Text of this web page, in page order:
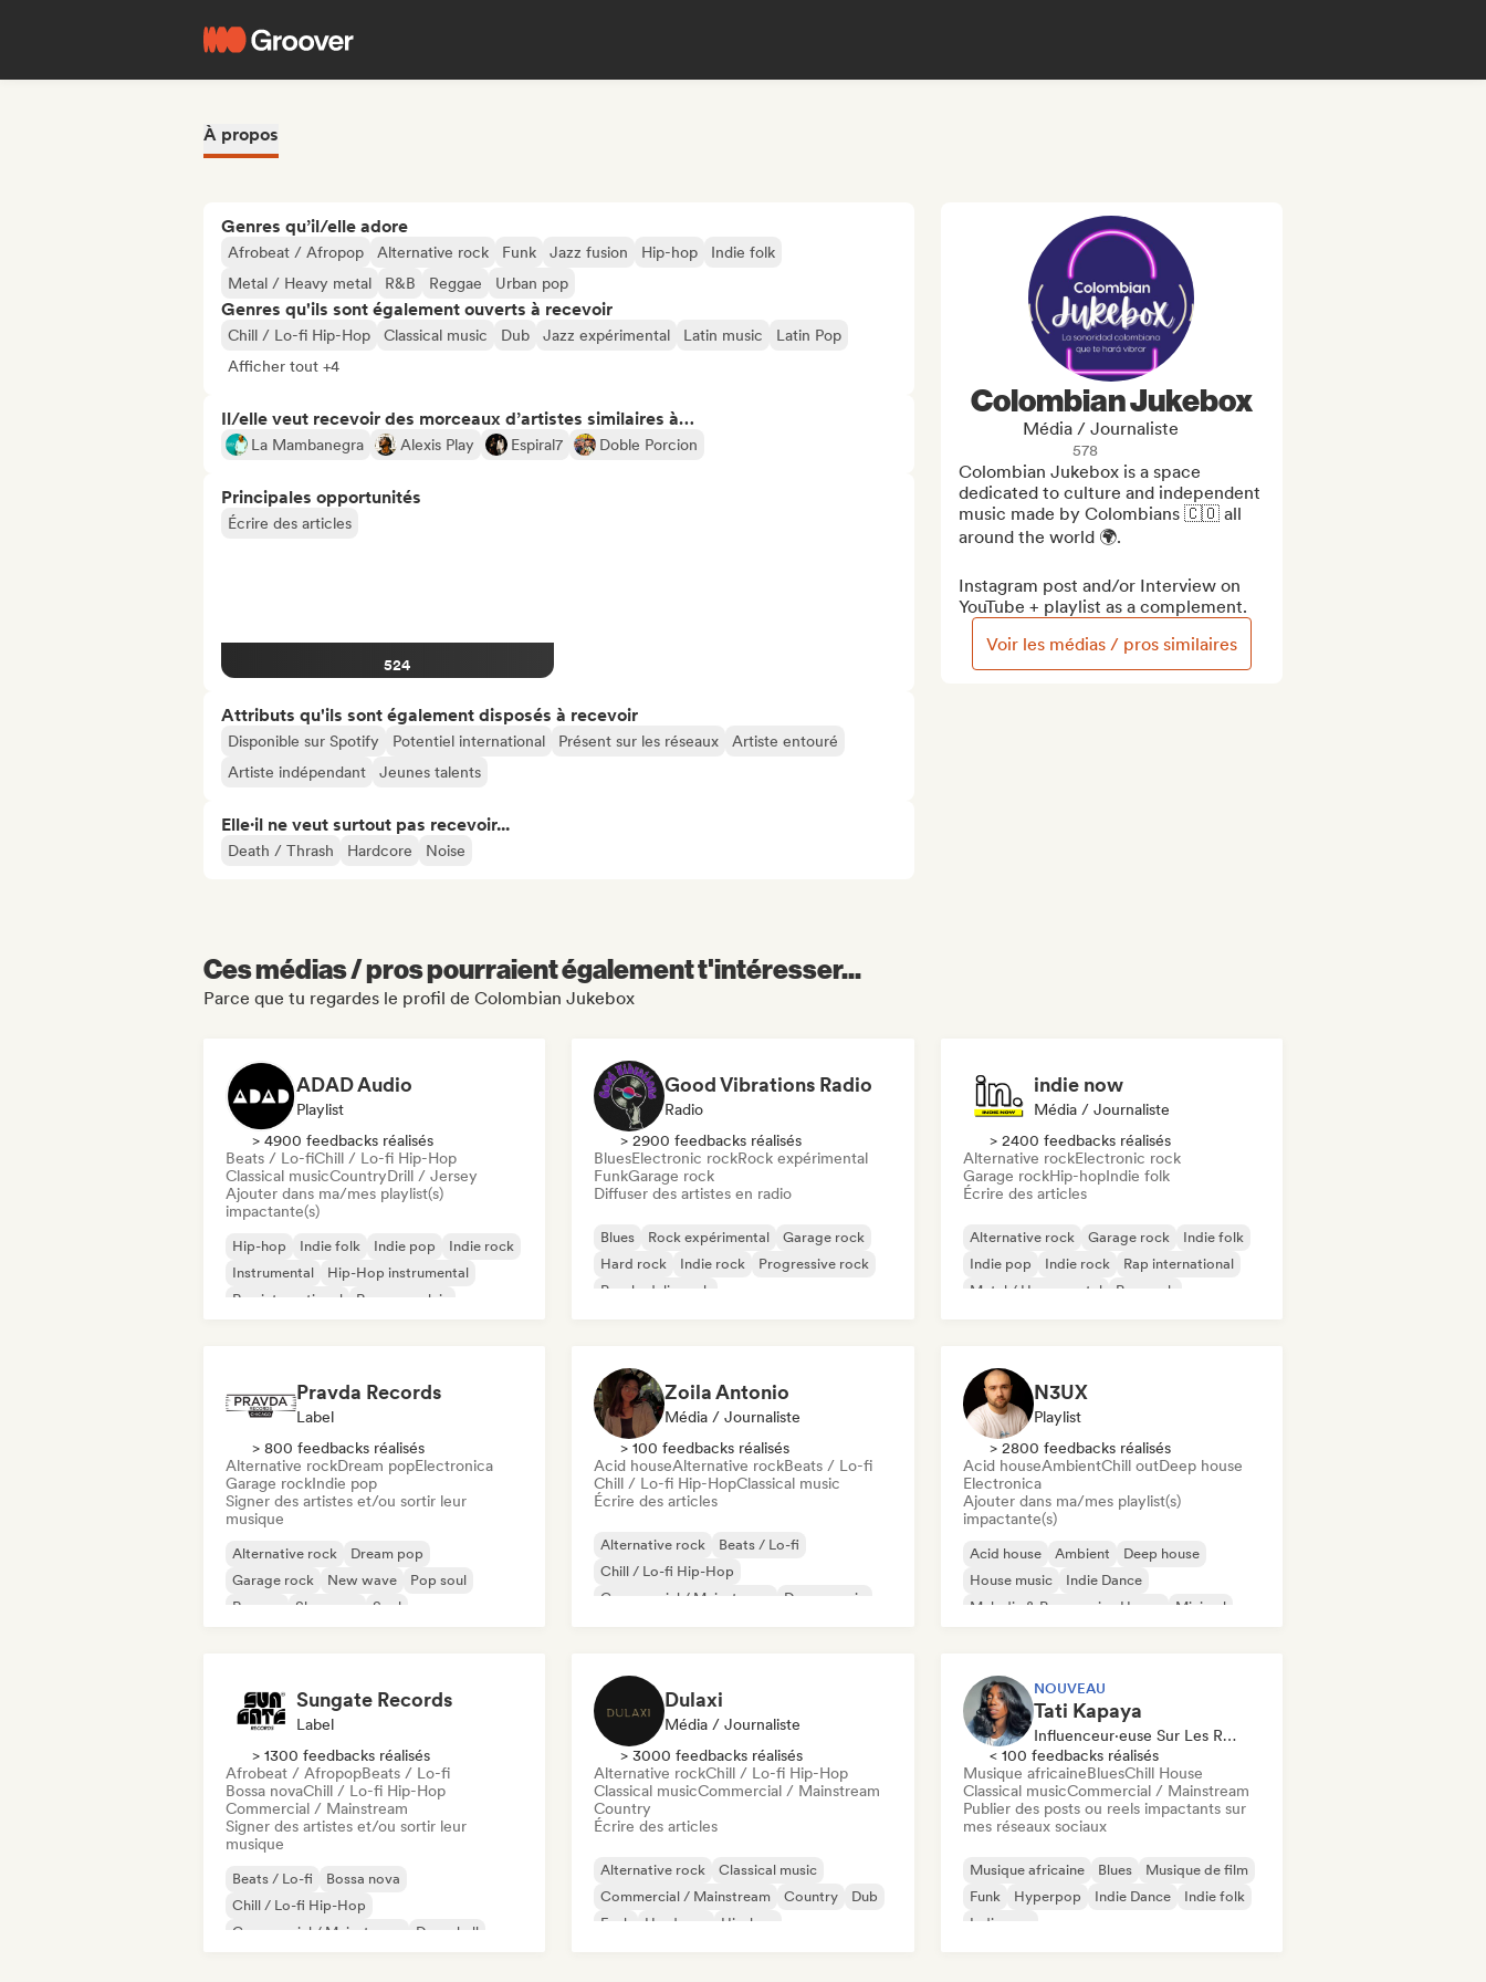
À propos
Genres qu’il/elle adore
Afrobeat / Afropop Alternative rock Funk Jazz fusion Hip-hop
Indie folk
Metal / Heavy metal
R&B Reggae Urban pop
Genres qu'ils sont également ouverts à recevoir
Chill / Lo-fi Hip-Hop Classical music Dub Jazz expérimental Latin music
Latin Pop
Afficher tout +4
Il/elle veut recevoir des morceaux d’artistes similaires à…
La Mambanegra Alexis Play Espiral7 Doble Porcion
Principales opportunités
Écrire des articles
524
Attributs qu'ils sont également disposés à recevoir
Disponible sur Spotify Potentiel international Présent sur les réseaux
Artiste entouré
Artiste indépendant
Jeunes talents
Elle·il ne veut surtout pas recevoir...
Death / Thrash Hardcore Noise
Colombian Jukebox
Média / Journaliste
578
Colombian Jukebox is a space
dedicated to culture and independent
music made by Colombians 🇨🇴 all
around the world 🌍.
Instagram post and/or Interview on
YouTube + playlist as a complement.
Voir les médias / pros similaires
Ces médias / pros pourraient également t'intéresser...
Parce que tu regardes le profil de Colombian Jukebox
ADAD Audio
Playlist
> 4900 feedbacks réalisés
Beats / Lo-fiChill / Lo-fi Hip-Hop
Classical musicCountryDrill / Jersey
Ajouter dans ma/mes playlist(s)
impactante(s)
Hip-hop Indie folk Indie pop
Indie rock
Instrumental
Hip-Hop instrumental
Rap international
Rap en anglais
Good Vibrations Radio
Radio
> 2900 feedbacks réalisés
BluesElectronic rockRock expérimental
FunkGarage rock
Diffuser des artistes en radio
Blues Rock expérimental
Garage rock
Hard rock
Indie rock
Progressive rock
Psychedelic rock
indie now
Média / Journaliste
> 2400 feedbacks réalisés
Alternative rockElectronic rock
Garage rockHip-hopIndie folk
Écrire des articles
Alternative rock Garage rock
Indie folk
Indie pop
Indie rock
Rap international
Metal / Heavy metal
Pop rock
Pravda Records
Label
> 800 feedbacks réalisés
Alternative rockDream popElectronica
Garage rockIndie pop
Signer des artistes et/ou sortir leur
musique
Alternative rock
Dream pop
Garage rock
New wave
Pop soul
Reggae
Shoegaze Soul
Zoila Antonio
Média / Journaliste
> 100 feedbacks réalisés
Acid houseAlternative rockBeats / Lo-fi
Chill / Lo-fi Hip-HopClassical music
Écrire des articles
Alternative rock
Beats / Lo-fi
Chill / Lo-fi Hip-Hop
Commercial / Mainstream
Dance music
N3UX
Playlist
> 2800 feedbacks réalisés
Acid houseAmbientChill outDeep house
Electronica
Ajouter dans ma/mes playlist(s)
impactante(s)
Acid house Ambient
Deep house
House music
Indie Dance
Melodic & Progressive House
Minimal
Sungate Records
Label
> 1300 feedbacks réalisés
Afrobeat / AfropopBeats / Lo-fi
Bossa novaChill / Lo-fi Hip-Hop
Commercial / Mainstream
Signer des artistes et/ou sortir leur
musique
Beats / Lo-fi
Bossa nova
Chill / Lo-fi Hip-Hop
Commercial / Mainstream
Dancehall
Dulaxi
Média / Journaliste
> 3000 feedbacks réalisés
Alternative rockChill / Lo-fi Hip-Hop
Classical musicCommercial / Mainstream
Country
Écrire des articles
Alternative rock
Classical music
Commercial / Mainstream
Country
Dub
Funk
Hardcore Hip-hop
NOUVEAU
Tati Kapaya
Influenceur·euse Sur Les Réseaux Sociaux
< 100 feedbacks réalisés
Musique africaineBluesChill House
Classical musicCommercial / Mainstream
Publier des posts ou reels impactants sur
mes réseaux sociaux
Musique africaine Blues
Musique de film
Funk
Hyperpop Indie Dance
Indie folk
Indie pop